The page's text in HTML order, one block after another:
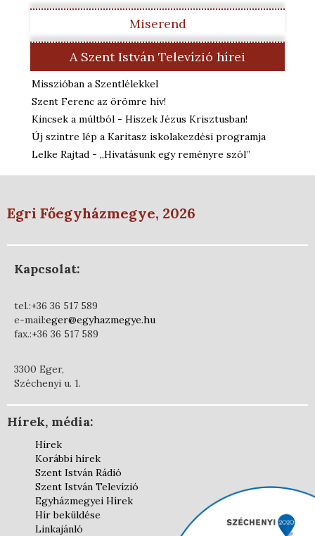
Miserend
A Szent István Televízió hírei
Misszióban a Szentlélekkel
Szent Ferenc az örömre hív!
Kincsek a múltból - Hiszek Jézus Krisztusban!
Új szintre lép a Karitasz iskolakezdési programja
Lelke Rajtad - „Hivatásunk egy reményre szól”
Egri Főegyházmegye, 2026
Kapcsolat:
tel.:+36 36 517 589
e-mail:eger@egyhazmegye.hu
fax.:+36 36 517 589
3300 Eger,
Széchenyi u. 1.
Hírek, média:
Hírek
Korábbi hírek
Szent István Rádió
Szent István Televízió
Egyházmegyei Hírek
Hír beküldése
Linkajánló